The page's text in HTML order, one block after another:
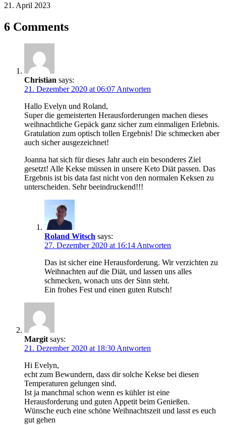
21. April 2023
6 Comments
Christian says:
21. Dezember 2020 at 06:07Antworten
Hallo Evelyn und Roland,
Super die gemeisterten Herausforderungen machen dieses
weihnachtliche Gepäck ganz sicher zum einmaligen Erlebnis.
Gratulation zum optisch tollen Ergebnis! Die schmecken aber
auch sicher ausgezeichnet!
Joanna hat sich für dieses Jahr auch ein besonderes Ziel
gesetzt! Alle Kekse müssen in unsere Keto Diät passen. Das
Ergebnis ist bis data fast nicht von den normalen Keksen zu
unterscheiden. Sehr beeindruckend!!!
Roland Witsch says:
27. Dezember 2020 at 16:14Antworten
Das ist sicher eine Herausforderung. Wir verzichten zu
Weihnachten auf die Diät, und lassen uns alles
schmecken, wonach uns der Sinn steht.
Ein frohes Fest und einen guten Rutsch!
Margit says:
21. Dezember 2020 at 18:30Antworten
Hi Evelyn,
echt zum Bewundern, dass dir solche Kekse bei diesen
Temperaturen gelungen sind.
Ist ja manchmal schon wenn es kühler ist eine
Herausforderung und guten Appetit beim Genießen.
Wünsche euch eine schöne Weihnachtszeit und lasst es euch
gut gehen